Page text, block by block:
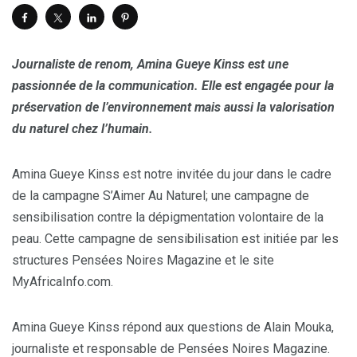
Journaliste de renom, Amina Gueye Kinss est une
passionnée de la communication. Elle est engagée pour la
préservation de l’environnement mais aussi la valorisation
du naturel chez l’humain.
Amina Gueye Kinss est notre invitée du jour dans le cadre
de la campagne S’Aimer Au Naturel; une campagne de
sensibilisation contre la dépigmentation volontaire de la
peau. Cette campagne de sensibilisation est initiée par les
structures Pensées Noires Magazine et le site
MyAfricaInfo.com.
Amina Gueye Kinss répond aux questions de Alain Mouka,
journaliste et responsable de Pensées Noires Magazine.